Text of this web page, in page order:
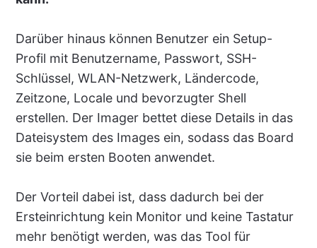
Darüber hinaus können Benutzer ein Setup-
Profil mit Benutzername, Passwort, SSH-
Schlüssel, WLAN-Netzwerk, Ländercode,
Zeitzone, Locale und bevorzugter Shell
erstellen. Der Imager bettet diese Details in das
Dateisystem des Images ein, sodass das Board
sie beim ersten Booten anwendet.
Der Vorteil dabei ist, dass dadurch bei der
Ersteinrichtung kein Monitor und keine Tastatur
mehr benötigt werden, was das Tool für